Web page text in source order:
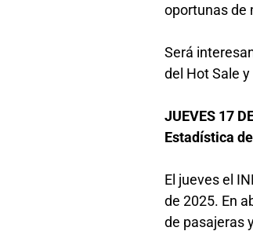
oportunas de
Será
del Hot Sale
JUEVES 17
Estadística
El jueves el
de 2025. En
de pasajeras